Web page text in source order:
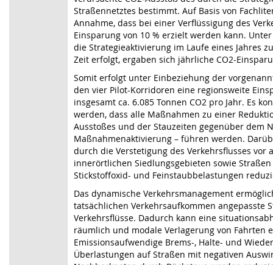
Straßennetztes bestimmt. Auf Basis von
Annahme, dass bei einer Verflüssigung des
Einsparung von 10 % erzielt werden kann.
die Strategieaktivierung im Laufe eines Jahres
Zeit erfolgt, ergaben sich jährliche CO2-
Somit erfolgt unter Einbeziehung der
den vier Pilot-Korridoren eine regionsweite
insgesamt ca. 6.085 Tonnen CO2 pro Jahr. Es
werden, dass alle Maßnahmen zu einer
Ausstoßes und der Stauzeiten gegenüber dem
Maßnahmenaktivierung – führen werden.
durch die Verstetigung des Verkehrsflusses vor
innerörtlichen Siedlungsgebieten sowie
Stickstoffoxid- und Feinstaubbelastungen
Das dynamische Verkehrsmanagement
tatsächlichen Verkehrsaufkommen angepasste
Verkehrsflüsse. Dadurch kann eine
räumlich und modale Verlagerung von Fahrten
Emissionsaufwendige Brems-, Halte- und
Überlastungen auf Straßen mit negativen